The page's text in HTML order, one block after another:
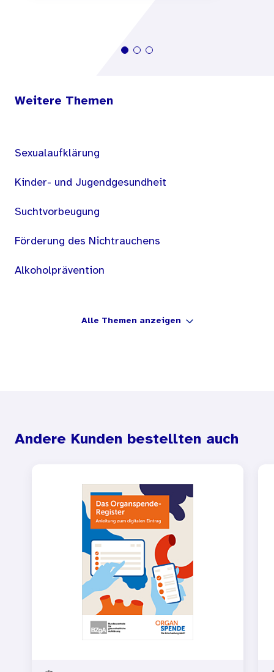
Weitere Themen
Sexualaufklärung
Kinder- und Jugendgesundheit
Suchtvorbeugung
Förderung des Nichtrauchens
Alkoholprävention
Alle Themen anzeigen
Andere Kunden bestellten auch